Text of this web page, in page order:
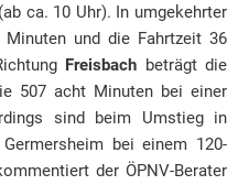
ca. 10 Uhr). In umgekehrter
und die Fahrtzeit 36
Freisbach beträgt die
507 acht Minuten bei einer
sind beim Umstieg in
bei einem 120-
der ÖPNV-Berater